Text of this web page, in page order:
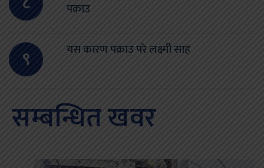
पक्राउ
९ यस कारण पक्राउ परे लक्ष्मी साह
सम्बन्धित खवर